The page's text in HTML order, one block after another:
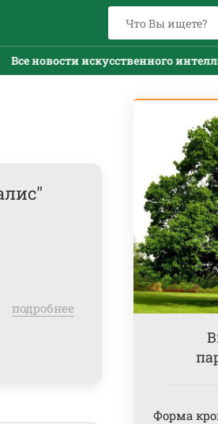
новости искусственного
подробнее
Форма